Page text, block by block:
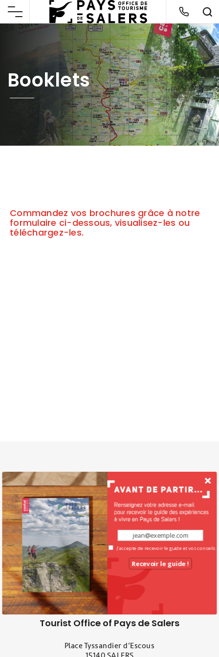
Booklets
Commandez vos brochures grâce à notre
formulaire ci-dessous, visualisez-les ou
téléchargez-les.
Tourist Office of Pays de Salers
Place Tyssandier d’Escous
Recevoir le guide !
J'accepte de recevoir le guide et vos conseils